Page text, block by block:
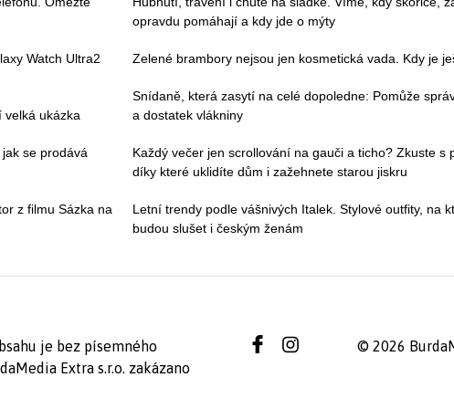
Watch Ultra2
velká ukázka
se prodává
z filmu Sázka na
opravdu pomáhají a kdy jde o mýty
Zelené brambory nejsou jen kosmetická vada. Kdy je
Snídaně, která zasytí na celé dopoledne: Pomůže
a dostatek vlákniny
Každý večer jen scrollování na gauči a ticho? Zkuste s
díky které uklidíte dům i zažehnete starou jiskru
Letní trendy podle vášnivých Italek. Stylové outfity, na
budou slušet i českým ženám
je bez písemného
Extra s.r.o. zakázano
© 2026